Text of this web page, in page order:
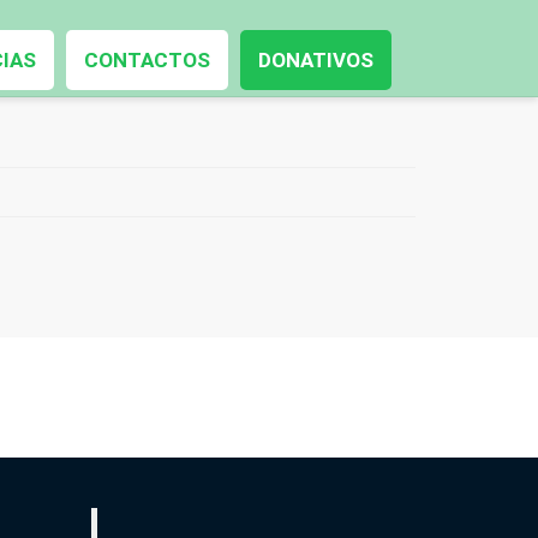
CONTACTOS DONATIVOS